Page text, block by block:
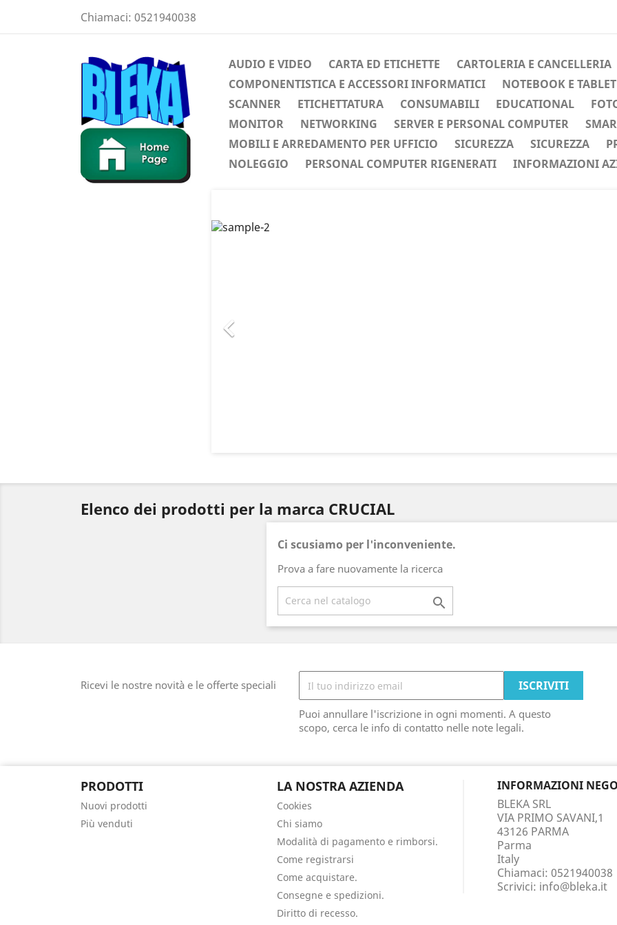
Chiamaci: 0521940038
AUDIO E VIDEO CARTA ED ETICHETTE
CARTOLERIA E CANCELLERIA
COMPONENTISTICA E ACCESSORI INFORMATICI
NOTEBOOK E TABLET
SCANNER
ETICHETTATURA CONSUMABILI EDUCATIONAL
MONITOR
NETWORKING SERVER E PERSONAL COMPUTER
MOBILI E ARREDAMENTO PER UFFICIO
SICUREZZA SICUREZZA
NOLEGGIO
PERSONAL COMPUTER RIGENERATI INFORMAZIONI

Elenco dei prodotti per la marca CRUCIAL
Ci scusiamo per l'inconveniente.
Prova a fare nuovamente la ricerca

Ricevi le nostre novità e le offerte speciali
Puoi annullare l'iscrizione in ogni momenti. A questo
scopo, cerca le info di contatto nelle note legali.
PRODOTTI
Nuovi prodotti
Più venduti
LA NOSTRA AZIENDA
Cookies
Chi siamo
Modalità di pagamento e rimborsi.
Come registrarsi
Come acquistare.
Consegne e spedizioni.
Diritto di recesso.
INFORMAZIONI
BLEKA SRL
VIA PRIMO SAVANI,1
43126 PARMA
Parma
Italy
Chiamaci: 0521940038
Scrivici: info@bleka.it